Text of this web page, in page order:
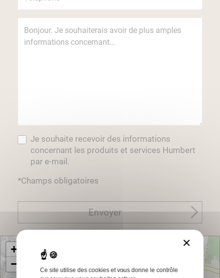
Je souhaite recevoir des informations
concernant les produits et services Humbert
par e-mail.
*Champs obligatoires
Envoyer
+
−
×
Ce site utilise des cookies et vous donne le contrôle